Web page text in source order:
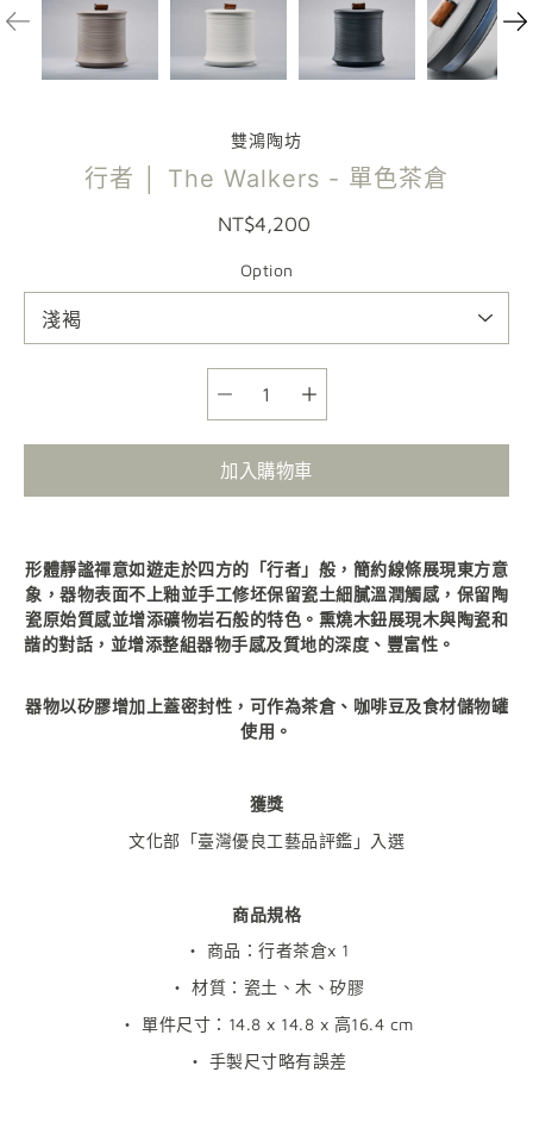
雙鴻陶坊
行者 │ The Walkers - 單色茶倉
NT$4,200
Option
選項
加入購物車
形體靜謐禪意如遊走於四方的「行者」般，簡約線條展現東方意
象，器物表面不上釉並手工修坯保留瓷土細膩溫潤觸感，保留陶
瓷原始質感並增添礦物岩石般的特色。熏燒木鈕展現木與陶瓷和
諧的對話，並增添整組器物手感及質地的深度、豐富性。
器物以矽膠增加上蓋密封性， 可作為茶倉、咖啡豆及食材儲物罐
使用。
獲獎
文化部「臺灣優良工藝品評鑑」入選
商品規格
・ 商品：行者茶倉x 1
・ 材質：瓷土、木、矽膠
・ 單件尺寸：14.8 x 14.8 x 高16.4 cm
・ 手製尺寸略有誤差